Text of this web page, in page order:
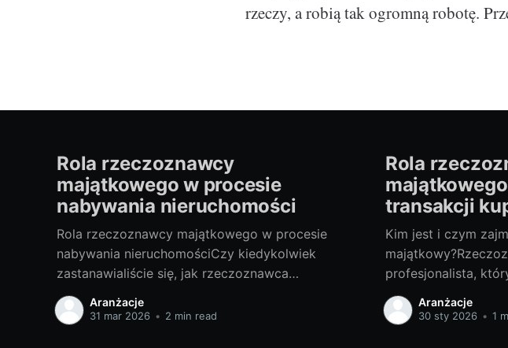
rzeczy, a robią tak ogromną robotę.
Rola rzeczoznawcy
majątkowego w procesie
nabywania nieruchomości
Rola rzeczoznawcy majątkowego w procesie
nabywania nieruchomościCzy kiedykolwiek
zastanawialiście się, jak rzeczoznawca
majątkowy wpływa na proces nabywania
nieruchomości? Czy warto skorzystać z jego
Aranżacje
31 mar 2026 • 2 min read
Rola
transakcji
Kim jest i czym
profesjonalista,
szacowaniu
domy, mieszkania,
Aranżacje
30 sty 2026 • 1